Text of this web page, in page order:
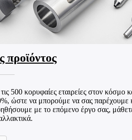
500 κορυφαίες εταιρείες στον κόσμο
ώστε να μπορούμε να σας παρέχουμε
με το επόμενο έργο σας,